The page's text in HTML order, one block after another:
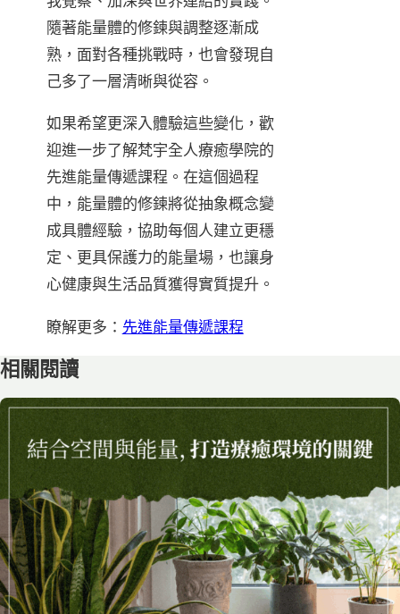
隨著能量體的修鍊與調整逐漸成
熟，面對各種挑戰時，也會發現自
己多了一層清晰與從容。
如果希望更深入體驗這些變化，歡
迎進一步了解梵宇全人療癒學院的
先進能量傳遞課程。在這個過程
中，能量體的修鍊將從抽象概念變
成具體經驗，協助每個人建立更穩
定、更具保護力的能量場，也讓身
心健康與生活品質獲得實質提升。
瞭解更多： 先進能量傳遞課程
相關閱讀